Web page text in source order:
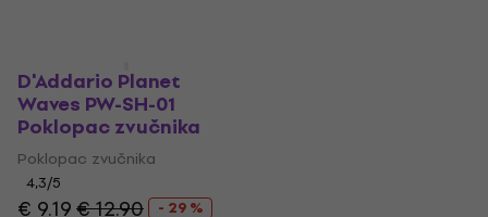
D'Addario Planet
Waves PW-SH-01
Poklopac zvučnika
Poklopac zvučnika
4,3/5
€ 9.19€ 12.90
- 29 %